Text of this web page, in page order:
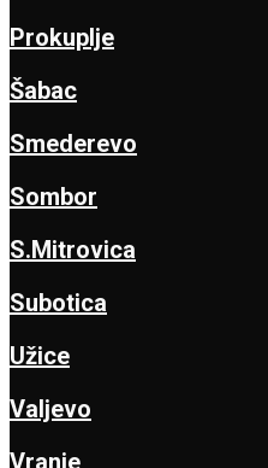
Prokuplje
Šabac
Smederevo
Sombor
S.Mitrovica
Subotica
Užice
Valjevo
Vranje